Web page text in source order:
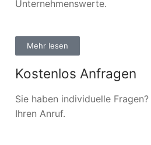
Unternehmenswerte.
Mehr lesen
Kostenlos Anfragen
Sie haben individuelle
Ihren Anruf.